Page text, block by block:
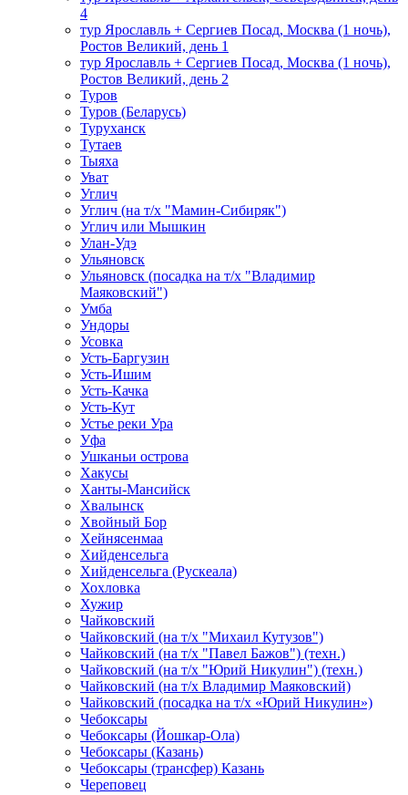
4
тур Ярославль + Сергиев Посад, Москва (1 ночь),
Ростов Великий, день 1
тур Ярославль + Сергиев Посад, Москва (1 ночь),
Ростов Великий, день 2
Туров
Туров (Беларусь)
Туруханск
Тутаев
Тыяха
Уват
Углич
Углич (на т/х "Мамин-Сибиряк")
Углич или Мышкин
Улан-Удэ
Ульяновск
Ульяновск (посадка на т/х "Владимир
Маяковский")
Умба
Ундоры
Усовка
Усть-Баргузин
Усть-Ишим
Усть-Качка
Усть-Кут
Устье реки Ура
Уфа
Ушканьи острова
Хакусы
Ханты-Мансийск
Хвалынск
Хвойный Бор
Хейнясенмаа
Хийденсельга
Хийденсельга (Рускеала)
Хохловка
Хужир
Чайковский
Чайковский (на т/х "Михаил Кутузов")
Чайковский (на т/х "Павел Бажов") (техн.)
Чайковский (на т/х "Юрий Никулин") (техн.)
Чайковский (на т/х Владимир Маяковский)
Чайковский (посадка на т/х «Юрий Никулин»)
Чебоксары
Чебоксары (Йошкар-Ола)
Чебоксары (Казань)
Чебоксары (трансфер) Казань
Череповец